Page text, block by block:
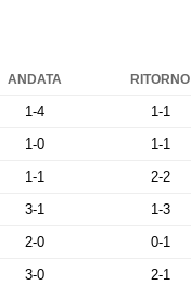
ANDATA RITORNO
1-4
1-1
1-0
1-1
1-1
2-2
3-1
1-3
2-0
0-1
3-0
2-1